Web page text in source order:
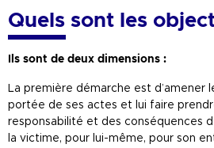
Quels sont les
Ils sont de deux dimensions :
La première démarche est d’amener
portée de ses actes et lui faire
responsabilité et des conséquences
la victime, pour lui-même, pour son